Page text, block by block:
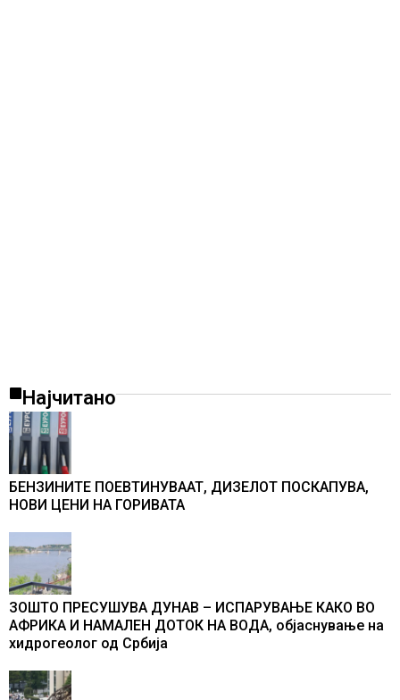
Најчитано
БЕНЗИНИТЕ ПОЕВТИНУВААТ, ДИЗЕЛОТ ПОСКАПУВА,
НОВИ ЦЕНИ НА ГОРИВАТА
ЗОШТО ПРЕСУШУВА ДУНАВ – ИСПАРУВАЊЕ КАКО ВО
АФРИКА И НАМАЛЕН ДОТОК НА ВОДА, објаснување на
хидрогеолог од Србија